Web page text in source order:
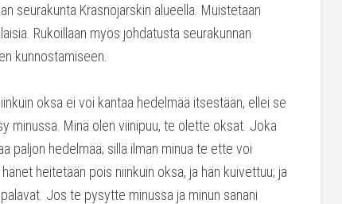
seurakunta Krasnojarskin alueella. Muistetaan
Rukoillaan myös johdatusta seurakunnan
kunnostamiseen.
oksa ei voi kantaa hedelmää itsestään, ellei se
minussa. Minä olen viinipuu, te olette oksat. Joka
paljon hedelmää; sillä ilman minua te ette voi
heitetään pois niinkuin oksa, ja hän kuivettuu; ja
Jos te pysytte minussa ja minun sanani